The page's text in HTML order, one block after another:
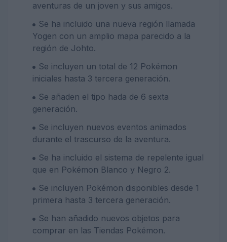
aventuras de un joven y sus amigos.
Se ha incluido una nueva región llamada
Yogen con un amplio mapa parecido a la
región de Johto.
Se incluyen un total de 12 Pokémon
iniciales hasta 3 tercera generación.
Se añaden el tipo hada de 6 sexta
generación.
Se incluyen nuevos eventos animados
durante el trascurso de la aventura.
Se ha incluido el sistema de repelente igual
que en Pokémon Blanco y Negro 2.
Se incluyen Pokémon disponibles desde 1
primera hasta 3 tercera generación.
Se han añadido nuevos objetos para
comprar en las Tiendas Pokémon.